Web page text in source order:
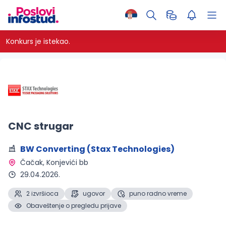
Konkurs je istekao.
CNC strugar
BW Converting (Stax Technologies)
Čačak, Konjevići bb
29.04.2026.
2 izvršioca ugovor
puno radno vreme
Obaveštenje o pregledu prijave